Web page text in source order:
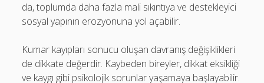
da, toplumda daha fazla mali sıkıntıya ve destekleyici
sosyal yapının erozyonuna yol açabilir.
Kumar kayıpları sonucu oluşan davranış değişiklikleri
de dikkate değerdir. Kaybeden bireyler, dikkat eksikliği
ve kaygı gibi psikolojik sorunlar yaşamaya başlayabilir.